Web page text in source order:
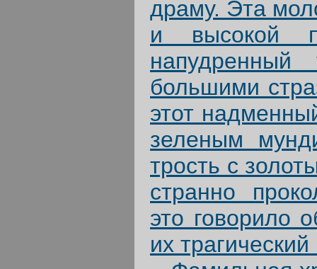
драму. Эта
и высокой
большими
этот
зеленым
трость с
странно
это говорило
их